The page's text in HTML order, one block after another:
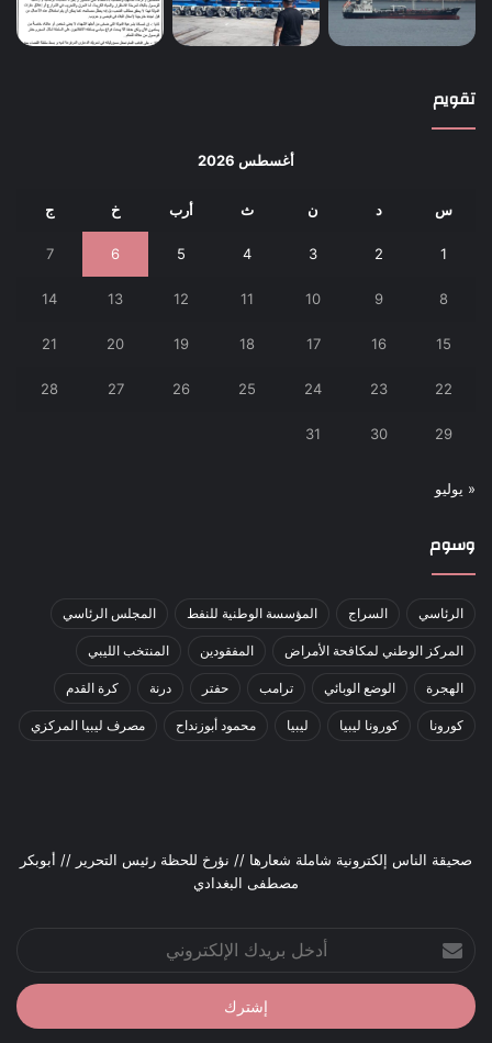
تقويم
أغسطس 2026
س د ن ث أرب خ ج
1
2
3
4
5
6
7
8
9
10
11
12
13
14
15
16
17
18
19
20
21
22
23
24
25
26
27
28
29
30
31
« يوليو
وسوم
الرئاسي السراج المؤسسة الوطنية للنفط المجلس الرئاسي
المركز الوطني لمكافحة الأمراض المفقودين المنتخب الليبي
الهجرة الوضع الوبائي ترامب حفتر درنة كرة القدم
كورونا كورونا ليبيا ليبيا محمود أبوزنداح مصرف ليبيا المركزي
صحيقة الناس إلكترونية شاملة شعارها // نؤرخ للحظة رئيس التحرير // أبوبكر
مصطفى البغدادي
بريدك
الإلكتروني